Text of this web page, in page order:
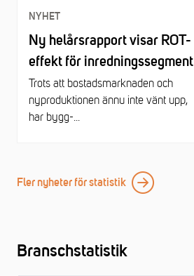
NYHET
Ny helårsrapport visar ROT-
effekt för inredningssegment
Trots att bostadsmarknaden och
nyproduktionen ännu inte vänt upp,
har bygg-...
Fler nyheter för statistik
Branschstatistik